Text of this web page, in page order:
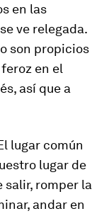
en las
ve relegada.
son propicios
en el
así que a
lugar común
lugar de
salir, romper la
andar en